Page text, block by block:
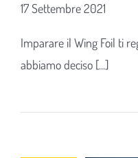
17 Settembre 2021
Imparare il Wing Foil ti
abbiamo deciso [...]